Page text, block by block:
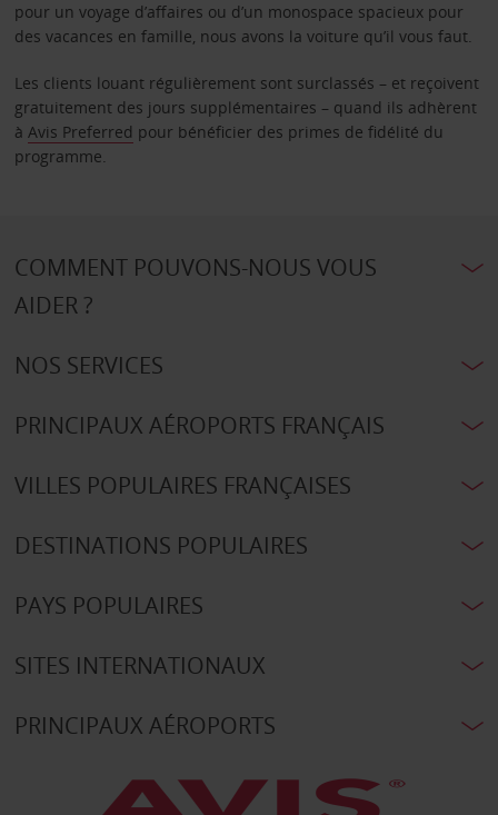
pour un voyage d’affaires ou d’un monospace spacieux pour
des vacances en famille, nous avons la voiture qu’il vous faut.
Les clients louant régulièrement sont surclassés – et reçoivent
gratuitement des jours supplémentaires – quand ils adhèrent
à Avis Preferred pour bénéficier des primes de fidélité du
programme.
COMMENT POUVONS-NOUS VOUS
AIDER ?
NOS SERVICES
PRINCIPAUX AÉROPORTS FRANÇAIS
VILLES POPULAIRES FRANÇAISES
DESTINATIONS POPULAIRES
PAYS POPULAIRES
SITES INTERNATIONAUX
PRINCIPAUX AÉROPORTS